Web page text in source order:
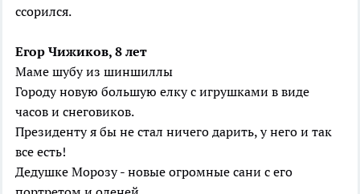
ссорился.
Егор Чижиков, 8 лет
Маме шубу из шиншиллы
Городу новую большую елку с игрушками в виде
часов и снеговиков.
Президенту я бы не стал ничего дарить, у него и так
все есть!
Дедушке Морозу - новые огромные сани с его